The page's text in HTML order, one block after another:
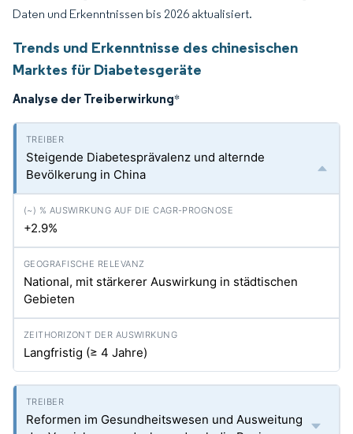
Daten und Erkenntnissen bis 2026 aktualisiert.
Trends und Erkenntnisse des chinesischen
Marktes für Diabetesgeräte
Analyse der Treiberwirkung*
Steigende Diabetesprävalenz und alternde
Bevölkerung in China
+2.9%
National, mit stärkerer Auswirkung in städtischen
Gebieten
Langfristig (≥ 4 Jahre)
Reformen im Gesundheitswesen und Ausweitung